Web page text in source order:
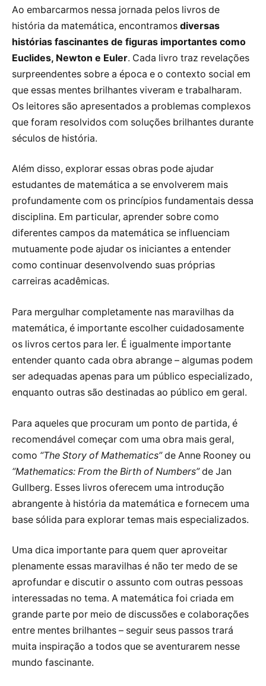
Ao embarcarmos nessa jornada pelos livros de
história da matemática, encontramos diversas
histórias fascinantes de figuras importantes como
Euclides, Newton e Euler. Cada livro traz revelações
surpreendentes sobre a época e o contexto social em
que essas mentes brilhantes viveram e trabalharam.
Os leitores são apresentados a problemas complexos
que foram resolvidos com soluções brilhantes durante
séculos de história.
Além disso, explorar essas obras pode ajudar
estudantes de matemática a se envolverem mais
profundamente com os princípios fundamentais dessa
disciplina. Em particular, aprender sobre como
diferentes campos da matemática se influenciam
mutuamente pode ajudar os iniciantes a entender
como continuar desenvolvendo suas próprias
carreiras acadêmicas.
Para mergulhar completamente nas maravilhas da
matemática, é importante escolher cuidadosamente
os livros certos para ler. É igualmente importante
entender quanto cada obra abrange – algumas podem
ser adequadas apenas para um público especializado,
enquanto outras são destinadas ao público em geral.
Para aqueles que procuram um ponto de partida, é
recomendável começar com uma obra mais geral,
como “The Story of Mathematics”de Anne Rooney ou
“Mathematics: From the Birth of Numbers”de Jan
Gullberg. Esses livros oferecem uma introdução
abrangente à história da matemática e fornecem uma
base sólida para explorar temas mais especializados.
Uma dica importante para quem quer aproveitar
plenamente essas maravilhas é não ter medo de se
aprofundar e discutir o assunto com outras pessoas
interessadas no tema. A matemática foi criada em
grande parte por meio de discussões e colaborações
entre mentes brilhantes – seguir seus passos trará
muita inspiração a todos que se aventurarem nesse
mundo fascinante.